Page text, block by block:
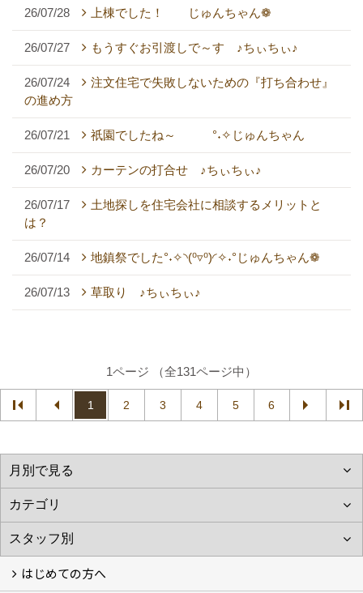
26/07/28 上棟でした！ じゅんちゃん❁
26/07/27 もうすぐお引渡しで～す ♪ちぃちぃ♪
26/07/24
注文住宅で失敗しないための『打ち合わせ』
の進め方
26/07/21 祇園でしたね～ °˖✧じゅんちゃん
26/07/20 カーテンの打合せ ♪ちぃちぃ♪
26/07/17
土地探しを住宅会社に相談するメリットと
は？
26/07/14 地鎮祭でした°˖✧◝(⁰▿⁰)◜✧˖°じゅんちゃん❁
26/07/13 草取り ♪ちぃちぃ♪
1ページ （全131ページ中）
1 2 3 4 5 6
はじめての方へ